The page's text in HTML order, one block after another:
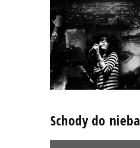
Schody do nieba